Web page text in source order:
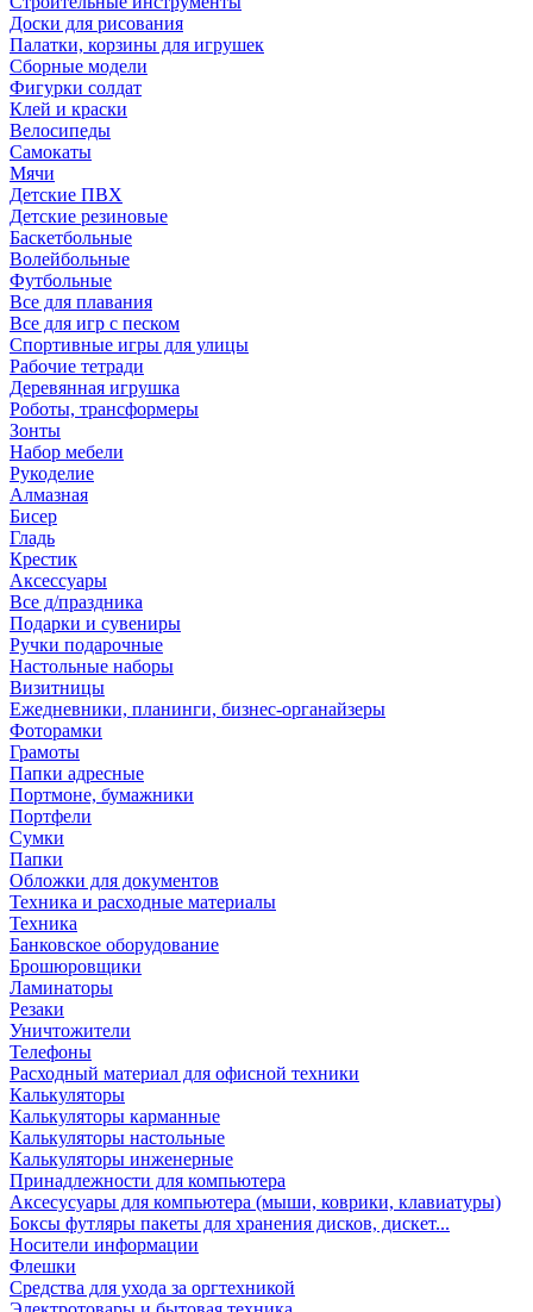
Доски для рисования
Палатки, корзины для игрушек
Сборные модели
Фигурки солдат
Клей и краски
Велосипеды
Самокаты
Мячи
Детские ПВХ
Детские резиновые
Баскетбольные
Волейбольные
Футбольные
Все для плавания
Все для игр с песком
Спортивные игры для улицы
Рабочие тетради
Деревянная игрушка
Роботы, трансформеры
Зонты
Набор мебели
Рукоделие
Алмазная
Бисер
Гладь
Крестик
Аксессуары
Все д/праздника
Подарки и сувениры
Ручки подарочные
Настольные наборы
Визитницы
Ежедневники, планинги, бизнес-органайзеры
Фоторамки
Грамоты
Папки адресные
Портмоне, бумажники
Портфели
Сумки
Папки
Обложки для документов
Техника и расходные материалы
Техника
Банковское оборудование
Брошюровщики
Ламинаторы
Резаки
Уничтожители
Телефоны
Расходный материал для офисной техники
Калькуляторы
Калькуляторы карманные
Калькуляторы настольные
Калькуляторы инженерные
Принадлежности для компьютера
Аксесусуары для компьютера (мыши, коврики, клавиатуры)
Боксы футляры пакеты для хранения дисков, дискет...
Носители информации
Флешки
Средства для ухода за оргтехникой